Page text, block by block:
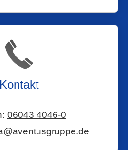
Kontakt
06043 4046-0